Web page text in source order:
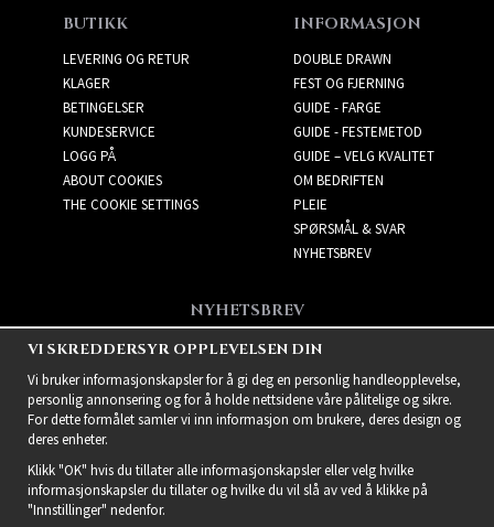
BUTIKK
LEVERING OG RETUR
KLAGER
BETINGELSER
KUNDESERVICE
LOGG PÅ
ABOUT COOKIES
THE COOKIE SETTINGS
INFORMASJON
DOUBLE DRAWN
FEST OG FJERNING
GUIDE - FARGE
GUIDE - FESTEMETOD
GUIDE – VELG KVALITET
OM BEDRIFTEN
PLEIE
SPØRSMÅL & SVAR
NYHETSBREV
NYHETSBREV
Få de beste tilbudene og
spennende nye produkter!
VI SKREDDERSYR OPPLEVELSEN DIN
Vi bruker informasjonskapsler for å gi deg en personlig handleopplevelse,
personlig annonsering og for å holde nettsidene våre pålitelige og sikre.
For dette formålet samler vi inn informasjon om brukere, deres design og
deres enheter.
Klikk "OK" hvis du tillater alle informasjonskapsler eller velg hvilke
informasjonskapsler du tillater og hvilke du vil slå av ved å klikke på
"Innstillinger" nedenfor.